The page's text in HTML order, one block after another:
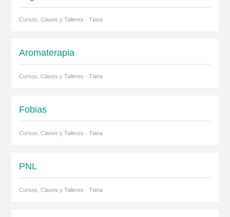
Cursos, Clases y Talleres · Tiana
Aromaterapia
Cursos, Clases y Talleres · Tiana
Fobias
Cursos, Clases y Talleres · Tiana
PNL
Cursos, Clases y Talleres · Tiana